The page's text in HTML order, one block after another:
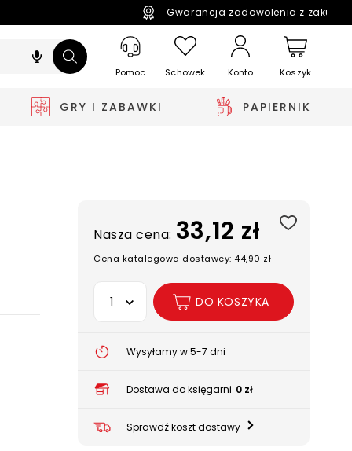
Gwarancja zadowolenia z
Pomoc Schowek Konto Koszyk
GRY I ZABAWKI PAPIERNIK
Nasza cena: 33,12 zł
Cena katalogowa dostawcy: 44,90 zł
Wybierz opcję
DO KOSZYKA
Wysyłamy w 5-7 dni
Dostawa do księgarni 0 zł
Sprawdź koszt dostawy